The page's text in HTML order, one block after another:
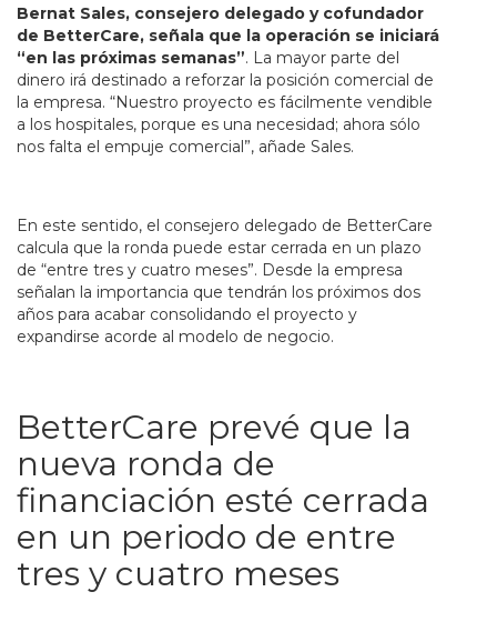
Bernat Sales, consejero delegado y cofundador
de BetterCare, señala que la operación se iniciará
“en las próximas semanas”. La mayor parte del
dinero irá destinado a reforzar la posición comercial de
la empresa. “Nuestro proyecto es fácilmente vendible
a los hospitales, porque es una necesidad; ahora sólo
nos falta el empuje comercial”, añade Sales.
En este sentido, el consejero delegado de BetterCare
calcula que la ronda puede estar cerrada en un plazo
de “entre tres y cuatro meses”. Desde la empresa
señalan la importancia que tendrán los próximos dos
años para acabar consolidando el proyecto y
expandirse acorde al modelo de negocio.
BetterCare prevé que la
nueva ronda de
financiación esté cerrada
en un periodo de entre
tres y cuatro meses